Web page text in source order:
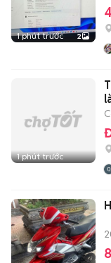
1 phút trước 2
1 phút trước